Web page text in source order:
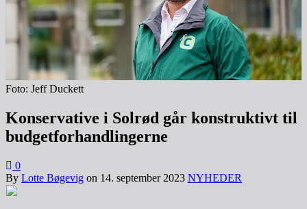
Foto: Jeff Duckett
Konservative i Solrød går konstruktivt til
budgetforhandlingerne
0
By Lotte Bøgevig on 14. september 2023 NYHEDER